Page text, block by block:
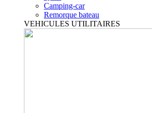
Camping-car
Remorque bateau
VEHICULES UTILITAIRES